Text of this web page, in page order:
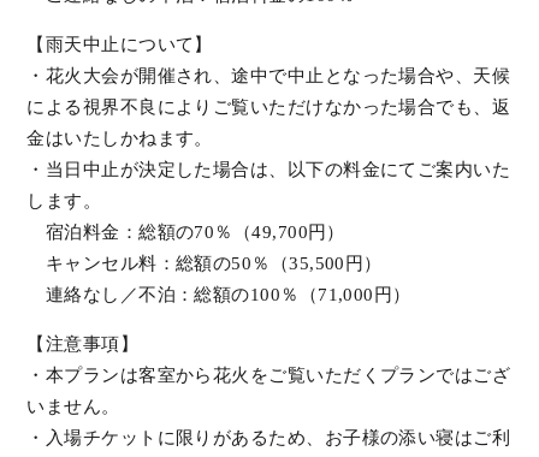
【雨天中止について】
・花火大会が開催され、途中で中止となった場合や、天候
による視界不良によりご覧いただけなかった場合でも、返
金はいたしかねます。
・当日中止が決定した場合は、以下の料金にてご案内いた
します。
宿泊料金：総額の70％（49,700円）
キャンセル料：総額の50％（35,500円）
連絡なし／不泊：総額の100％（71,000円）
【注意事項】
・本プランは客室から花火をご覧いただくプランではござ
いません。
・入場チケットに限りがあるため、お子様の添い寝はご利